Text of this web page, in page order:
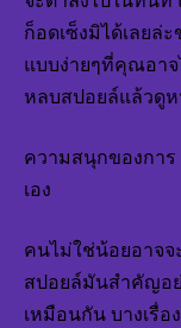
ก็อดเซ็งมิได้เลยล่
แบบง่ายๆที่คุณอา
หลบสปอยล์แล้วดู
ความสนุกของกา
เอง
คนไม่ใช่น้อยอาจ
สปอยล์มันสำคัญอย่
เหมือนกัน บางเรื่